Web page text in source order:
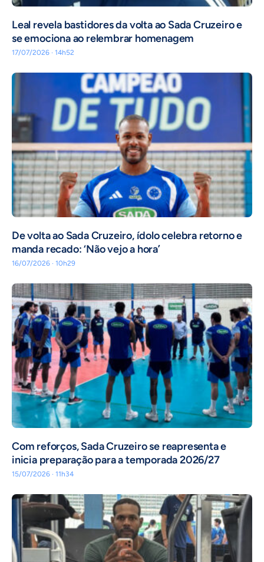
Leal revela bastidores da volta ao Sada Cruzeiro e
se emociona ao relembrar homenagem
17/07/2026 · 14h52
De volta ao Sada Cruzeiro, ídolo celebra retorno e
manda recado: ‘Não vejo a hora’
16/07/2026 · 10h29
Com reforços, Sada Cruzeiro se reapresenta e
inicia preparação para a temporada 2026/27
15/07/2026 · 11h34